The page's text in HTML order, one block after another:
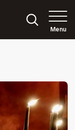
Menu